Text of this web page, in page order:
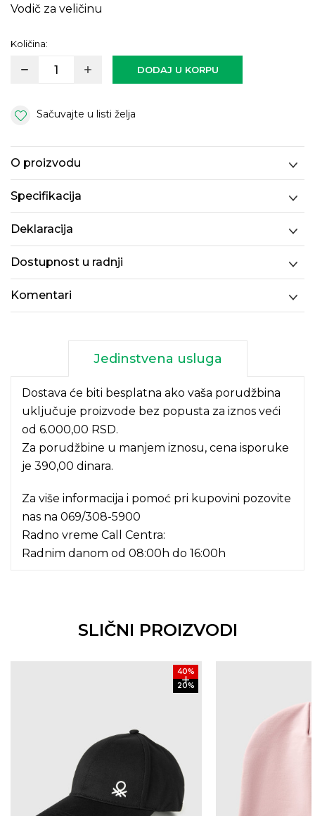
Vodič za veličinu
Količina:
DODAJ U KORPU
Sačuvajte u listi želja
O proizvodu
Specifikacija
Deklaracija
Dostupnost u radnji
Komentari
Jedinstvena usluga
Dostava će biti besplatna ako vaša porudžbina
uključuje proizvode bez popusta za iznos veći
od 6.000,00 RSD.
Za porudžbine u manjem iznosu, cena isporuke
je 390,00 dinara.
Za više informacija i pomoć pri kupovini pozovite
nas na 069/308-5900
Radno vreme Call Centra:
Radnim danom od 08:00h do 16:00h
SLIČNI PROIZVODI
40%
20%